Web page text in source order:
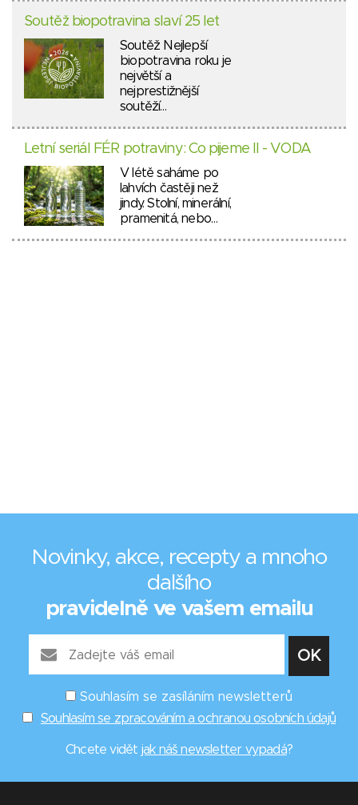
Soutěž biopotravina slaví 25 let
Soutěž Nejlepší
biopotravina roku je
největší a
nejprestižnější
soutěží…
Letní seriál FÉR potraviny: Co pijeme II - VODA
V létě saháme po
lahvích častěji než
jindy. Stolní, minerální,
pramenitá, nebo…
Novinky, akce, recepty a mnoho
dalšího
pravidelně ve vašem emailu
Souhlasím se zasíláním newsletterů
Souhlasím se zpracováním a ochranou osobních údajů
Chcete vidět jak náš newsletter vypadá?